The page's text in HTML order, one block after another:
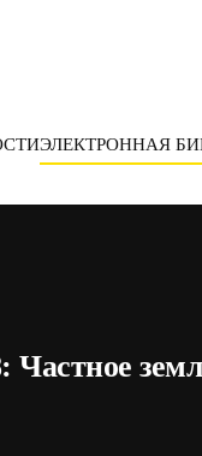
ЭЛЕКТРОННАЯ
Частное